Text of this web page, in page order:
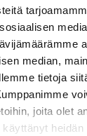
median,
tietoja
joita olet
heidän
NCS S 0500-N)